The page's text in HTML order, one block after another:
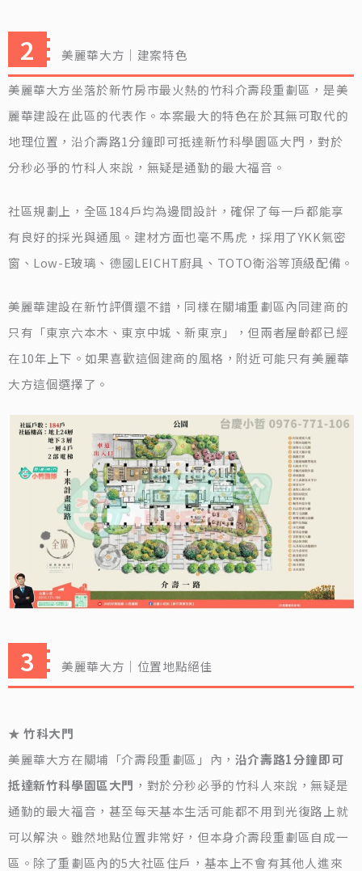
美麗華大方｜建案特色
美麗華大方坐落於新竹房市最火熱的竹科介壽段重劃區，是美
麗華建設在此區的代表作。本案最大的特色在於其無可取代的
地理位置，沿介壽路1分鐘即可抵達新竹科學園區大門，對於
分秒必爭的竹科人來說，無疑是通勤的最大福音。
社區規劃上，全區184戶均為邊間設計，確保了每一戶都能享
有良好的採光與通風。建材方面也毫不馬虎，採用了YKK氣密
窗、Low-E玻璃、德國LEICHT廚具、TOTO衛浴等頂級配備。
美麗華建設在新竹評價還不錯，同樣在關埔重劃區內同建商的
只有「東京六本木、東京中城、新東京」，但兩者屋齡都已經
在10年上下。如果喜歡這個建商的風格，附近可能只有美麗華
大方這個選擇了。
美麗華大方｜位置地點絕佳
★ 竹科大門
美麗華大方在關埔「介壽段重劃區」內， 沿介壽路1分鐘即可
抵達新竹科學園區大門 ，對於分秒必爭的竹科人來說，無疑是
通勤的最大福音，甚至每天基本生活可能都不用到光復路上就
可以解決。雖然地點位置非常好，但本身介壽段重劃區自成一
區。除了重劃區內的5大社區住戶，基本上不會有其他人進來